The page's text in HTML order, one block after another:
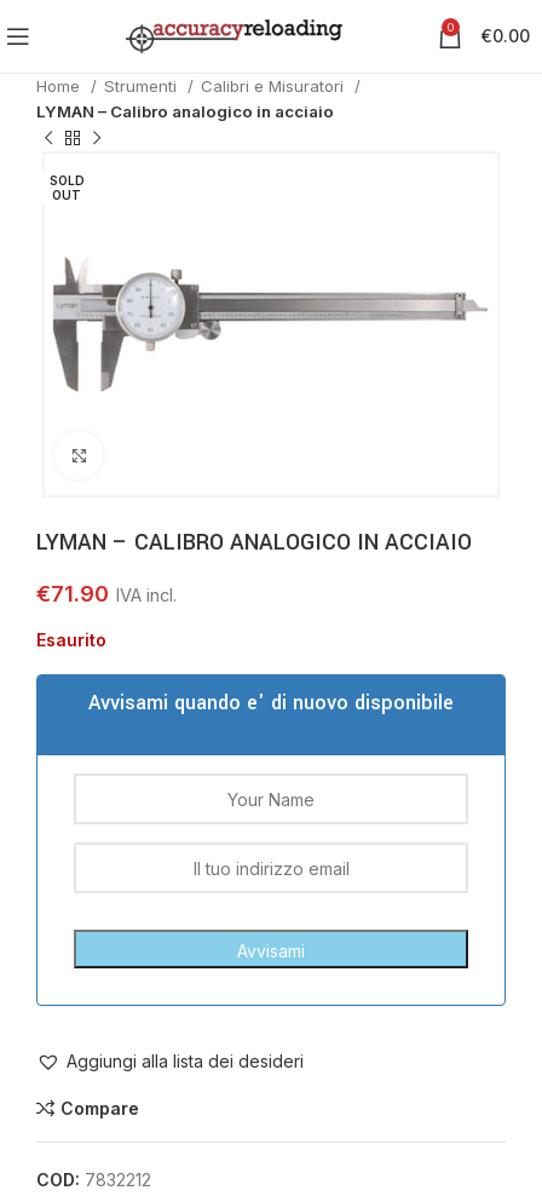
0 €0.00
Home Strumenti
Calibri e Misuratori
LYMAN – Calibro analogico in acciaio
SOLD
OUT
LYMAN – CALIBRO ANALOGICO IN ACCIAIO
€71.90
Esaurito
Avvisami quando e' di nuovo disponibile
Aggiungi alla lista dei desideri
Compare
COD: 7832212